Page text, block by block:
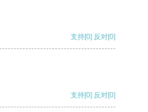
支持[0] 反对[0]
支持[0] 反对[0]